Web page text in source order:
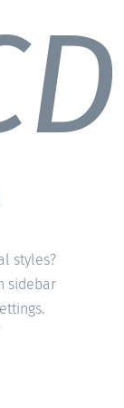
styles?
sidebar